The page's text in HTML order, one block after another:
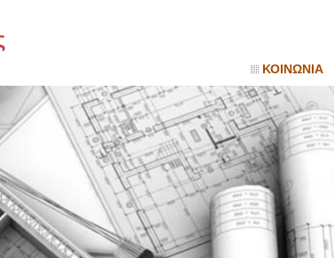
ΚΟΙΝΩΝΙΑ